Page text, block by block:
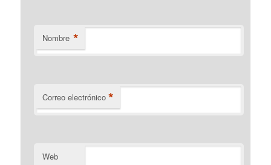
Nombre *
Correo electrónico *
Web